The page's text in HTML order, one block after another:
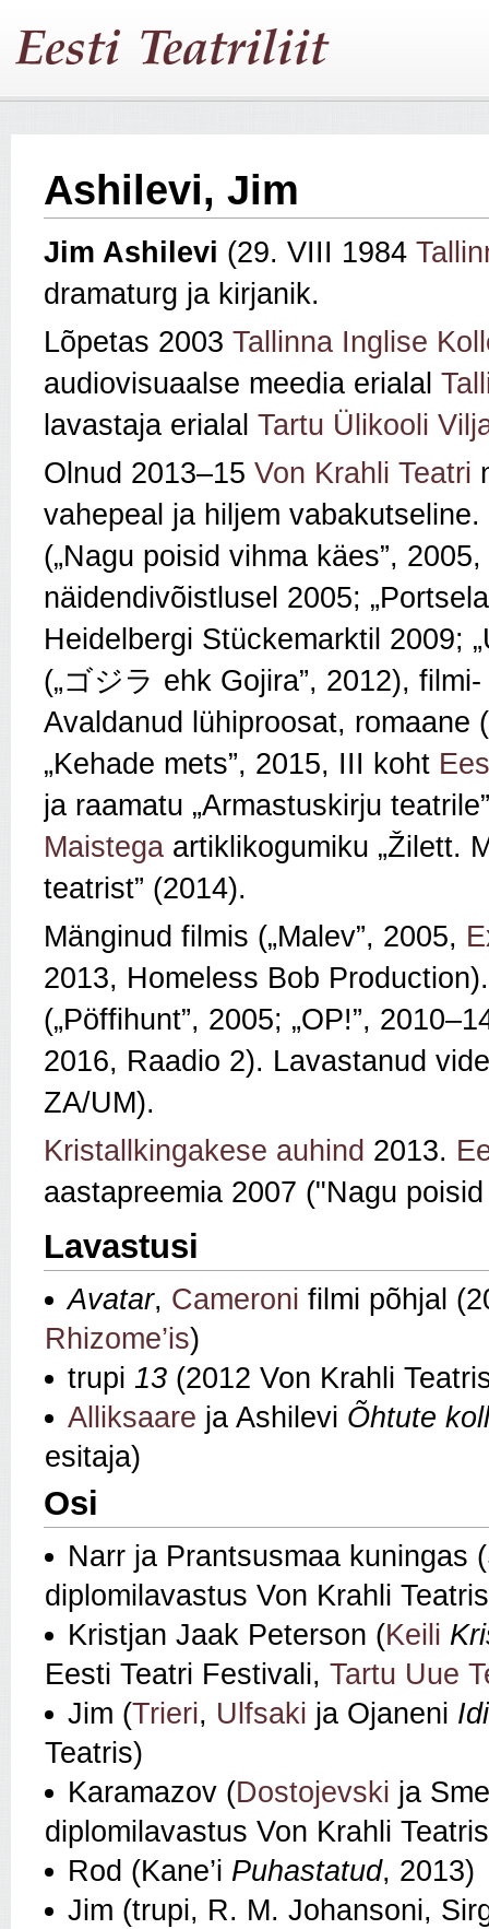
Ashilevi, Jim
Jim Ashilevi (29. VIII 1984
dramaturg ja kirjanik.
Lõpetas 2003 Tallinna Inglise
audiovisuaalse meedia erialal
lavastaja erialal Tartu Ülikooli
Olnud 2013–15 Von Krahli Teatri
vahepeal ja hiljem
(„Nagu poisid vihma käes”,
näidendivõistlusel 2005;
Heidelbergi Stückemarktil 2009;
(„ゴジラ ehk Gojira”, 2012),
Avaldanud lühiproosat, romaane
„Kehade mets”, 2015, III koht
ja raamatu „Armastuskirju
Maistega artiklikogumiku „Žilett.
teatrist” (2014).
Mänginud filmis („Malev”, 2005,
2013, Homeless Bob
(„Pöffihunt”, 2005; „OP!”,
2016, Raadio 2). Lavastanud
ZA/UM).
Kristallkingakese auhind 2013.
aastapreemia 2007 ("Nagu
Lavastusi
Avatar, Cameroni filmi põhjal
Rhizome’is)
trupi 13 (2012 Von Krahli
Alliksaare ja Ashilevi Õhtute
esitaja)
Osi
Narr ja Prantsusmaa kuningas (
diplomilavastus Von Krahli
Kristjan Jaak Peterson (Keili
Eesti Teatri Festivali, Tartu Uue
Jim (Trieri, Ulfsaki ja Ojaneni
Teatris)
Karamazov (Dostojevski ja
diplomilavastus Von Krahli
Rod (Kane’i Puhastatud, 2013)
Jim (trupi, R. M. Johansoni,